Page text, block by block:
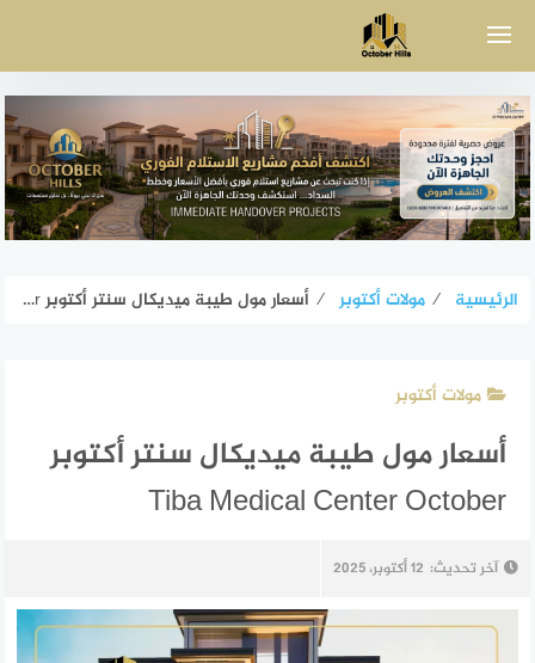
الرئيسية ⁄ مولات أكتوبر ⁄ أسعار مول طيبة ميديكال سنتر أكتوبر Tiba Medical Center October
مولات أكتوبر
أسعار مول طيبة ميديكال سنتر أكتوبر
Tiba Medical Center October
آخر تحديث: 12 أكتوبر، 2025